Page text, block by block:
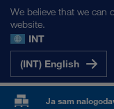
We believe that we can
website.
INT
(INT) English
Ja sam